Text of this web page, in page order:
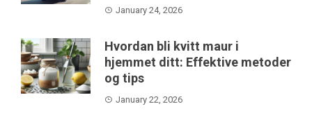
January 24, 2026
Hvordan bli kvitt maur i
hjemmet ditt: Effektive metoder
og tips
January 22, 2026